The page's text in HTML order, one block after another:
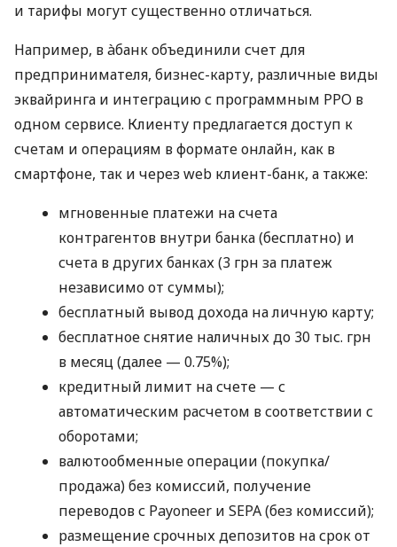
и тарифы могут существенно отличаться.
Например, в àбанк объединили счет для
предпринимателя, бизнес-карту, различные виды
эквайринга и интеграцию с программным РРО в
одном сервисе. Клиенту предлагается доступ к
счетам и операциям в формате онлайн, как в
смартфоне, так и через web клиент-банк, а также:
мгновенные платежи на счета
контрагентов внутри банка (бесплатно) и
счета в других банках (3 грн за платеж
независимо от суммы);
бесплатный вывод дохода на личную карту;
бесплатное снятие наличных до 30 тыс. грн
в месяц (далее — 0.75%);
кредитный лимит на счете — с
автоматическим расчетом в соответствии с
оборотами;
валютообменные операции (покупка/
продажа) без комиссий, получение
переводов с Payoneer и SEPA (без комиссий);
размещение срочных депозитов на срок от